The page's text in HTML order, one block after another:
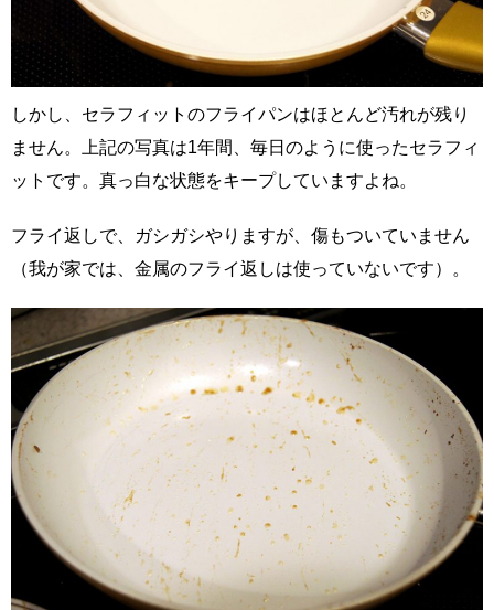
しかし、セラフィットのフライパンはほとんど汚れが残り
ません。上記の写真は1年間、毎日のように使ったセラフィ
ットです。真っ白な状態をキープしていますよね。
フライ返しで、ガシガシやりますが、傷もついていません
（我が家では、金属のフライ返しは使っていないです）。